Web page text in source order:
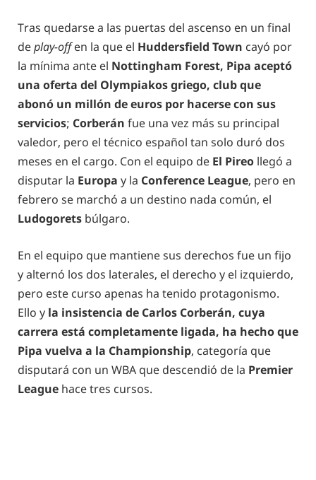
Tras quedarse a las puertas del ascenso en un final
deplay-offen la que el Huddersfield Town cayó por
la mínima ante el Nottingham Forest, Pipa aceptó
una oferta del Olympiakos griego, club que
abonó un millón de euros por hacerse con sus
servicios; Corberán fue una vez más su principal
valedor, pero el técnico español tan solo duró dos
meses en el cargo. Con el equipo de El Pireo llegó a
disputar la Europa y la Conference League, pero en
febrero se marchó a un destino nada común, el
Ludogorets búlgaro.
En el equipo que mantiene sus derechos fue un fijo
y alternó los dos laterales, el derecho y el izquierdo,
pero este curso apenas ha tenido protagonismo.
Ello y la insistencia de Carlos Corberán, cuya
carrera está completamente ligada, ha hecho que
Pipa vuelva a la Championship, categoría que
disputará con un WBA que descendió de la Premier
League hace tres cursos.